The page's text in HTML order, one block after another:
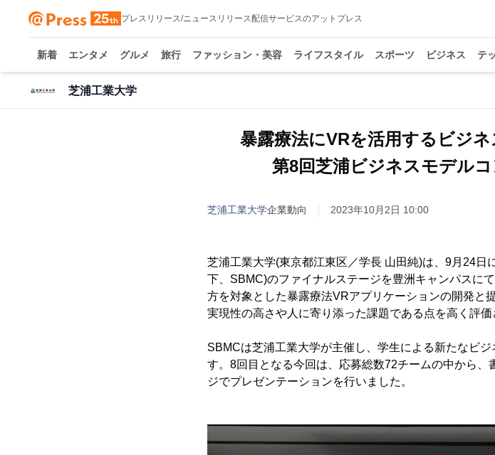
プレスリリース/ニュースリリース配信サービスのアットプレス
新着 エンタメ グルメ 旅行 ファッション・美容 ライフスタイル スポーツ ビジネス テ
芝浦工業大学
暴露療法にVRを活用するビジ
第8回芝浦ビジネスモデル
芝浦工業大学企業動向 2023年10月2日 10:00
芝浦工業大学(東京都江東区／学長 山田純)は、9月24日
下、SBMC)のファイナルステージを豊洲キャンパスに
方を対象とした暴露療法VRアプリケーションの開発と
実現性の高さや人に寄り添った課題である点を高く評価
SBMCは芝浦工業大学が主催し、学生による新たなビ
す。8回目となる今回は、応募総数72チームの中から
ジでプレゼンテーションを行いました。